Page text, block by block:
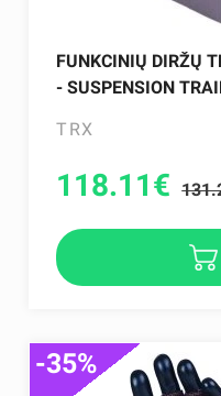
FUNKCINIŲ DIRŽŲ
- SUSPENSION
TRX
118.11€
-35%